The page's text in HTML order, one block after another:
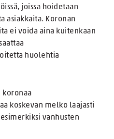
joissa hoidetaan
asiakkaita. Koronan
ei voida aina kuitenkaan
huolehtia
koronaa
koskevan melko laajasti
vanhusten